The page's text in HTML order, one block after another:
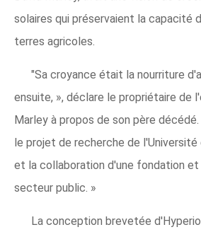
solaires qui préservaient la capacité
terres agricoles.
"Sa croyance était la nourriture
ensuite, », déclare le propriétaire de
Marley à propos de son père décédé.
le projet de recherche de
et la collaboration d'une fondation et
secteur public. »
La conception brevetée